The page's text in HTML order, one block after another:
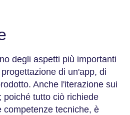
degli aspetti più importanti
di un'app, di
Anche l'iterazione sui
poiché tutto ciò richiede
competenze tecniche, è